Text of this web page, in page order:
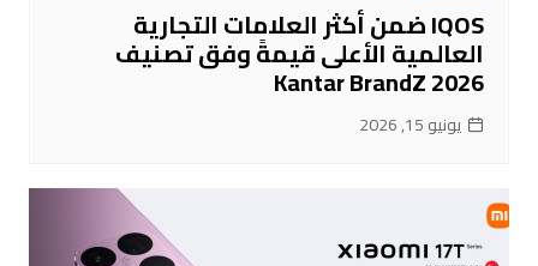
IQOS ضمن أكثر العلامات التجارية
العالمية الأعلى قيمةً وفق تصنيف
Kantar BrandZ 2026
يونيو 15, 2026